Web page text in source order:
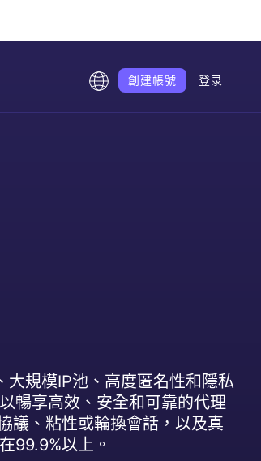
創建帳號 登录
規模IP池、高度匿名性和隱私
暢享高效、安全和可靠的代理
議、粘性或輪換會話，以及真
99.9%以上。